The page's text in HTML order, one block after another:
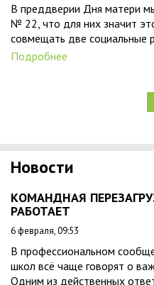
В преддверии Дня матери
№ 22, что для них значит
совмещать две социальные
Подробнее
Новости
КОМАНДНАЯ
РАБОТАЕТ
6 февраля, 09:53
В профессиональном
школ всё чаще говорят о
Одним из действенных